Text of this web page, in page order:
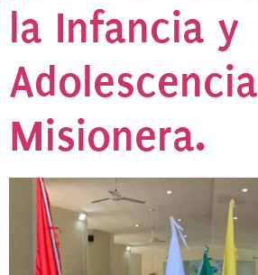
la Infancia y
Adolescencia
Misionera.